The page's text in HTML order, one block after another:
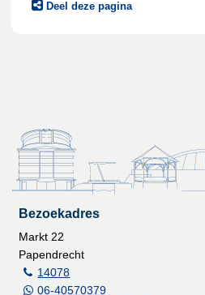
Deel deze pagina
Bezoekadres
Markt 22
Papendrecht
14078
06-40570379